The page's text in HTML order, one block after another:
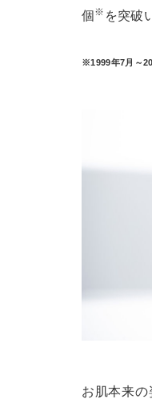
個※ を突破
※1999年7月～
お肌本来